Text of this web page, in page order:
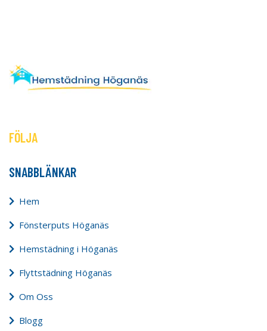
FÖLJA
SNABBLÄNKAR
Hem
Fönsterputs Höganäs
Hemstädning i Höganäs
Flyttstädning Höganäs
Om Oss
Blogg